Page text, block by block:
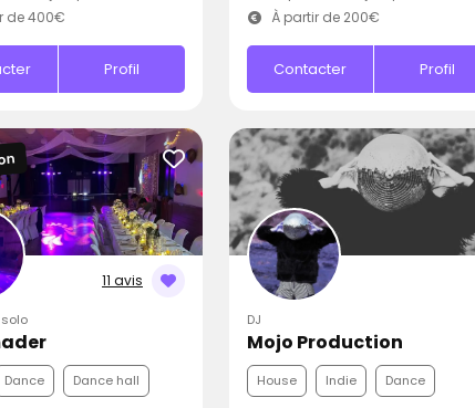
de 400€
Profil
À partir de 200€
Contacter Profil
11 avis
Dance Dance hall
DJ
Mojo Production
House Indie Dance